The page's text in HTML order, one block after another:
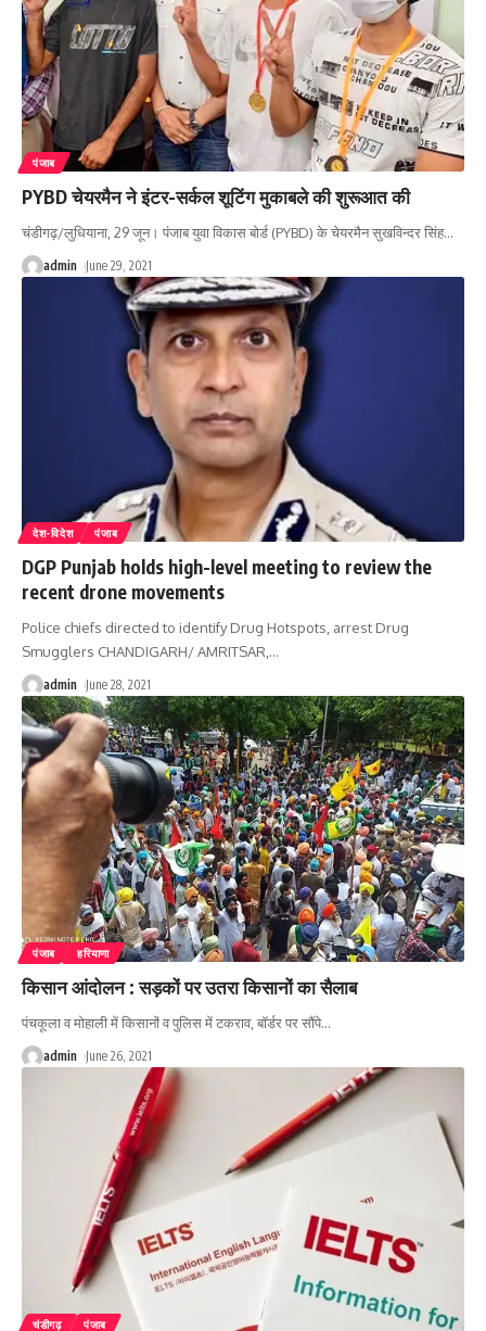
पंजाब
PYBD चेयरमैन ने इंटर-सर्कल शूटिंग मुकाबले की शुरूआत की
चंडीगढ़/लुधियाना, 29 जून। पंजाब युवा विकास बोर्ड (PYBD) के चेयरमैन सुखविन्दर सिंह…
admin June 29, 2021
देश-विदेश पंजाब
DGP Punjab holds high-level meeting to review the
recent drone movements
Police chiefs directed to identify Drug Hotspots, arrest Drug
Smugglers CHANDIGARH/ AMRITSAR,…
admin June 28, 2021
पंजाब हरियाणा
किसान आंदोलन : सड़कों पर उतरा किसानों का सैलाब
पंचकूला व मोहाली में किसानों व पुलिस में टकराव, बॉर्डर पर सौंपे…
admin June 26, 2021
चंडीगढ़ पंजाब